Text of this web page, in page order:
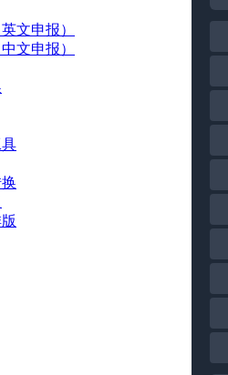
文申报）
文申报）